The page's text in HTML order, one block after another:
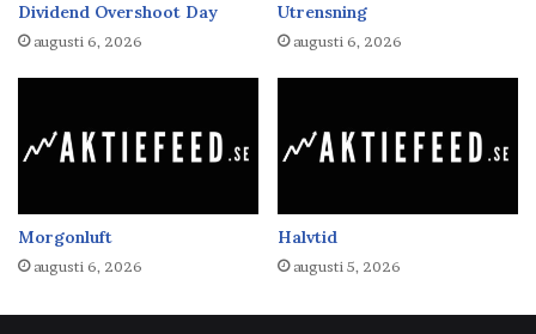
Dividend Overshoot Day
augusti 6, 2026
Utrensning
augusti 6, 2026
Morgonluft
augusti 6, 2026
Halvtid
augusti 5, 2026